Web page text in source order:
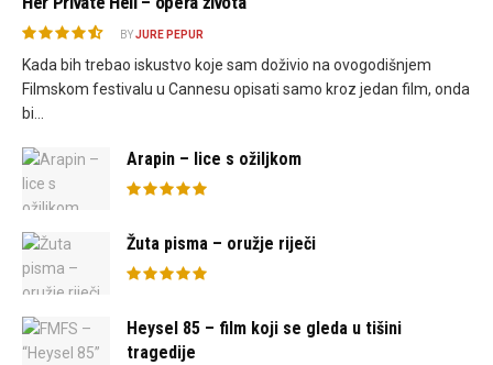
BYJURE PEPUR
Kada bih trebao iskustvo koje sam doživio na ovogodišnjem
Filmskom festivalu u Cannesu opisati samo kroz jedan film, onda
bi...
Arapin – lice s ožiljkom
Žuta pisma – oružje riječi
Heysel 85 – film koji se gleda u tišini
tragedije